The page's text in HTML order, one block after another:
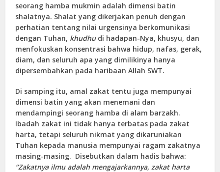
seorang hamba mukmin adalah dimensi batin
shalatnya. Shalat yang dikerjakan penuh dengan
perhatian tentang nilai urgensinya berkomunikasi
dengan Tuhan, khudhudi hadapan-Nya, khusyu, dan
menfokuskan konsentrasi bahwa hidup, nafas, gerak,
diam, dan seluruh apa yang dimilikinya hanya
dipersembahkan pada haribaan Allah SWT.
Di samping itu, amal zakat tentu juga mempunyai
dimensi batin yang akan menemani dan
mendampingi seorang hamba di alam barzakh.
Ibadah zakat ini tidak hanya terbatas pada zakat
harta, tetapi seluruh nikmat yang dikaruniakan
Tuhan kepada manusia mempunyai ragam zakatnya
masing-masing. Disebutkan dalam hadis bahwa:
“Zakatnya ilmu adalah mengajarkannya, zakat harta